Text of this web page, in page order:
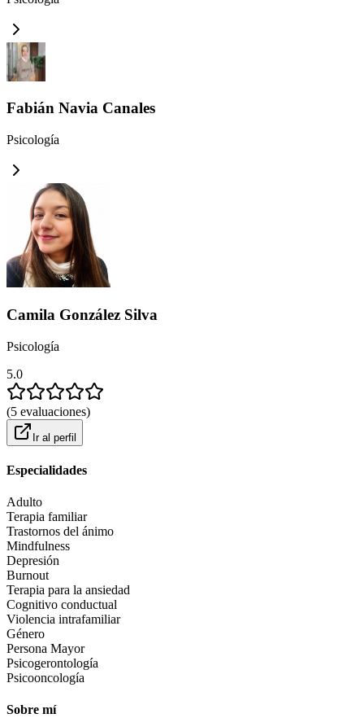
Fabián Navia Canales
Psicología
Camila González Silva
Psicología
5.0
(5 evaluaciones)
Ir al perfil
Especialidades
Adulto
Terapia familiar
Trastornos del ánimo
Mindfulness
Depresión
Burnout
Terapia para la ansiedad
Cognitivo conductual
Violencia intrafamiliar
Género
Persona Mayor
Psicogerontología
Psicooncología
Sobre mí